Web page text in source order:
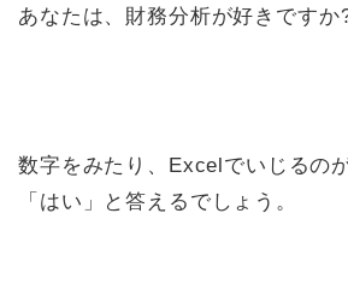
あなたは、財務分析が好きですか
数字をみたり、Excelでいじるの
「はい」と答えるでしょう。